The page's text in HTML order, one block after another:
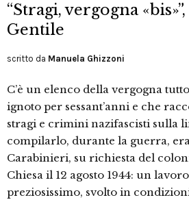
“Stragi, vergogna
Gentile
scritto da Manuela Ghizzoni
C’è un elenco della vergogna
ignoto per sessant’anni e che
stragi e crimini nazifascisti sulla
compilarlo, durante la guerra,
Carabinieri, su richiesta del
Chiesa il 12 agosto 1944: un
preziosissimo, svolto in